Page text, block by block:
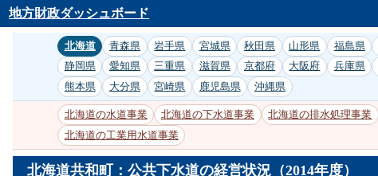
地方財政ダッシュボード
北海道 青森県 岩手県 宮城県 秋田県 山形県 福島県
静岡県
愛知県 三重県 滋賀県 京都府 大阪府 兵庫県
熊本県
大分県 宮崎県 鹿児島県 沖縄県
北海道の水道事業 北海道の下水道事業 北海道の排水処理事業
北海道の工業用水道事業
北海道共和町：公共下水道の経営状況（2014年度）